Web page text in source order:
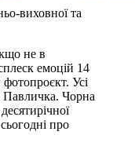
виховної та
не в
емоцій 14
Усі
Павличка. Чорна
про